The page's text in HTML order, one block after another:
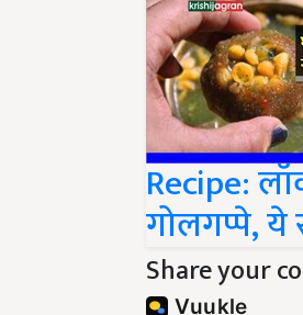
Recipe:
गोलगप्पे, ये
Share your